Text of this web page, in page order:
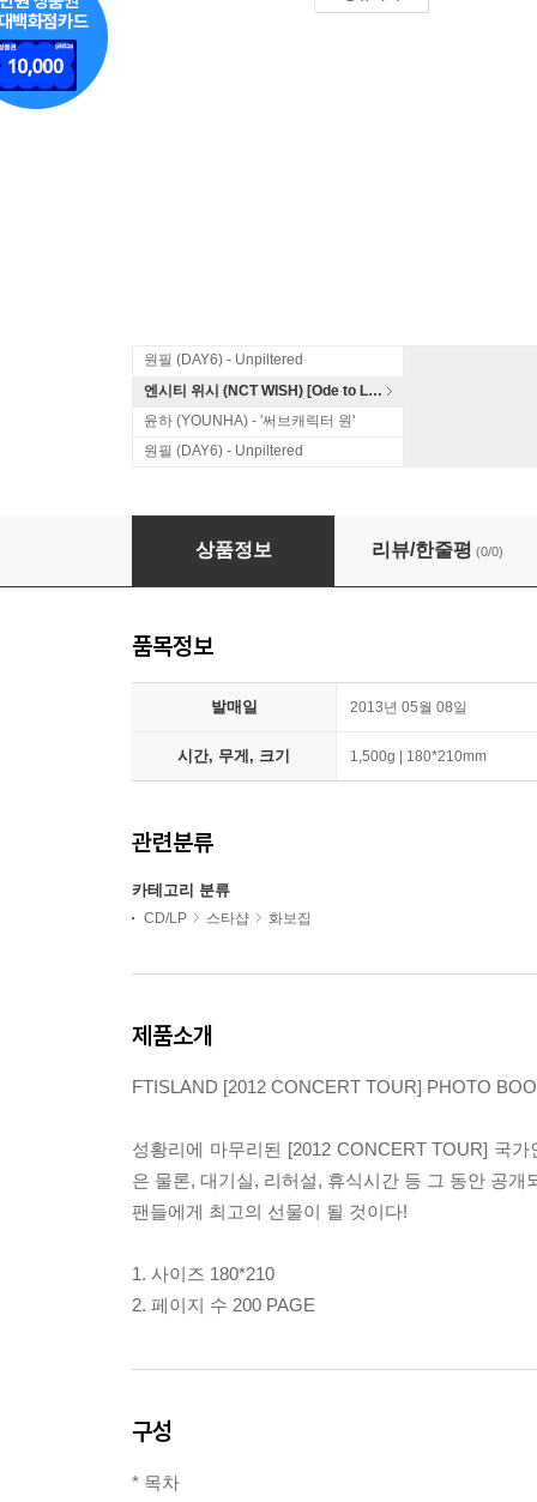
원필 (DAY6) - Unpiltered
엔시티 위시 (NCT WISH) [Ode to Love]
윤하 (YOUNHA) - '써브캐릭터 원'
원필 (DAY6) - Unpiltered
에프티아일랜드 2012 Concert Tour Photo
상품정보 리뷰/한줄평 (0/0)
품목정보
발매일 2013년 05월 08일
시간, 무게, 크기 1,500g | 180*210mm
관련분류
카테고리 분류
CD/LP 스타샵 화보집
제품소개
FTISLAND [2012 CONCERT TOUR] PHOTO
성황리에 마무리된 [2012 CONCERT TOUR] 국
은 물론, 대기실, 리허설, 휴식시간 등 그 동안 공
팬들에게 최고의 선물이 될 것이다!
1. 사이즈 180*210
2. 페이지 수 200 PAGE
구성
* 목차